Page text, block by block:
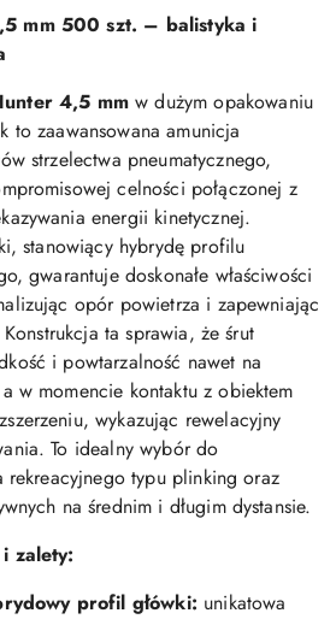
mm 500 szt. – balistyka i
4,5 mmw dużym opakowaniu
to zaawansowana amunicja
strzelectwa pneumatycznego,
celności połączonej z
energii kinetycznej.
stanowiący hybrydę profilu
gwarantuje doskonałe właściwości
opór powietrza i zapewniając
ta sprawia, że śrut
i powtarzalność nawet na
w momencie kontaktu z obiektem
wykazując rewelacyjny
To idealny wybór do
rekreacyjnego typu plinking oraz
na średnim i długim dystansie.
zalety:
profil główki: unikatowa